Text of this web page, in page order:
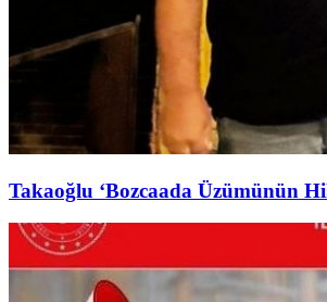
Takaoğlu ‘Bozcaada Üzümünün